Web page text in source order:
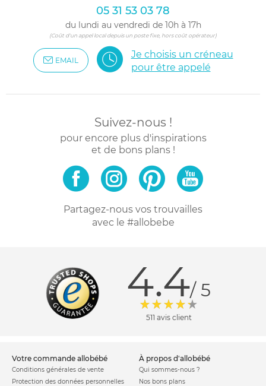
05 31 53 03 78
du lundi au vendredi de 10h à 17h
(Coût d'un appel local depuis un poste fixe, hors coût opérateur)
EMAIL
Je choisis un créneau
pour être appelé
Suivez-nous !
pour encore plus d'inspirations
et de bons plans !
Partagez-nous vos trouvailles
avec le #allobebe
4.4/ 5
511 avis client
votre commande allobébé
Conditions générales de vente
Protection des données personnelles
à propos d'allobébé
Qui sommes-nous ?
Nos bons plans